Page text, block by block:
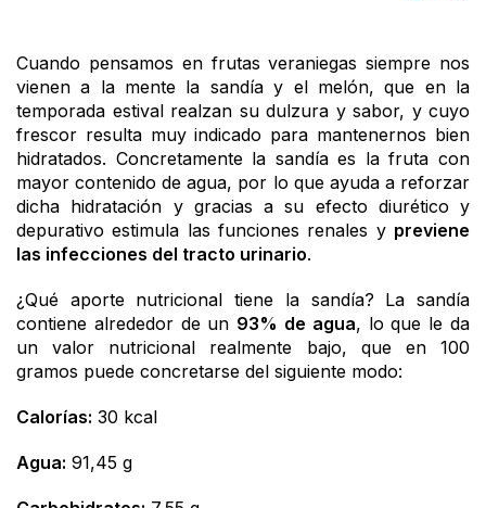
Cuando pensamos en frutas veraniegas siempre nos
vienen a la mente la sandía y el melón, que en la
temporada estival realzan su dulzura y sabor, y cuyo
frescor resulta muy indicado para mantenernos bien
hidratados. Concretamente la sandía es la fruta con
mayor contenido de agua, por lo que ayuda a reforzar
dicha hidratación y gracias a su efecto diurético y
depurativo estimula las funciones renales y previene
las infecciones del tracto urinario.
¿Qué aporte nutricional tiene la sandía? La sandía
contiene alrededor de un 93% de agua, lo que le da
un valor nutricional realmente bajo, que en 100
gramos puede concretarse del siguiente modo:
Calorías: 30 kcal
Agua: 91,45 g